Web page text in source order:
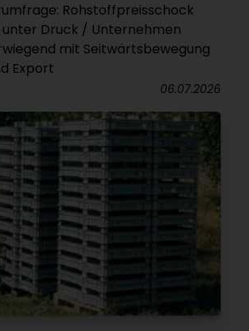
Rohstoffpreisschock
Druck / Unternehmen
mit Seitwärtsbewegung
Export
06.07.2026